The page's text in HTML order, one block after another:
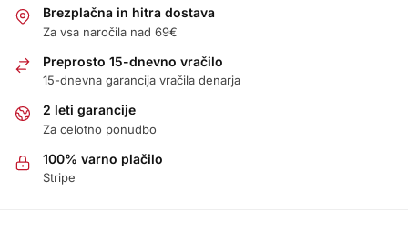
Brezplačna in hitra dostava
Za vsa naročila nad 69€
Preprosto 15-dnevno vračilo
15-dnevna garancija vračila denarja
2 leti garancije
Za celotno ponudbo
100% varno plačilo
Stripe